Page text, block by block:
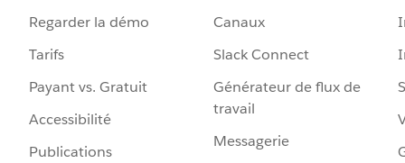
Regarder la démo
Tarifs
Payant vs. Gratuit
Accessibilité
Publications
Canaux
Slack Connect
Générateur de flux de
travail
Messagerie